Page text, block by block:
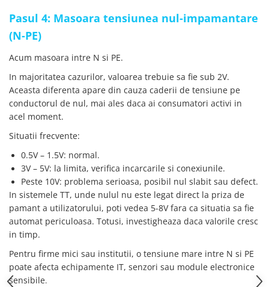
Pasul 4: Masoara tensiunea nul-impamantare
(N-PE)
Acum masoara intre N si PE.
In majoritatea cazurilor, valoarea trebuie sa fie sub 2V.
Aceasta diferenta apare din cauza caderii de tensiune pe
conductorul de nul, mai ales daca ai consumatori activi in
acel moment.
Situatii frecvente:
0.5V – 1.5V: normal.
3V – 5V: la limita, verifica incarcarile si conexiunile.
Peste 10V: problema serioasa, posibil nul slabit sau defect.
In sistemele TT, unde nulul nu este legat direct la priza de
pamant a utilizatorului, poti vedea 5-8V fara ca situatia sa fie
automat periculoasa. Totusi, investigheaza daca valorile cresc
in timp.
Pentru firme mici sau institutii, o tensiune mare intre N si PE
poate afecta echipamente IT, senzori sau module electronice
sensibile.